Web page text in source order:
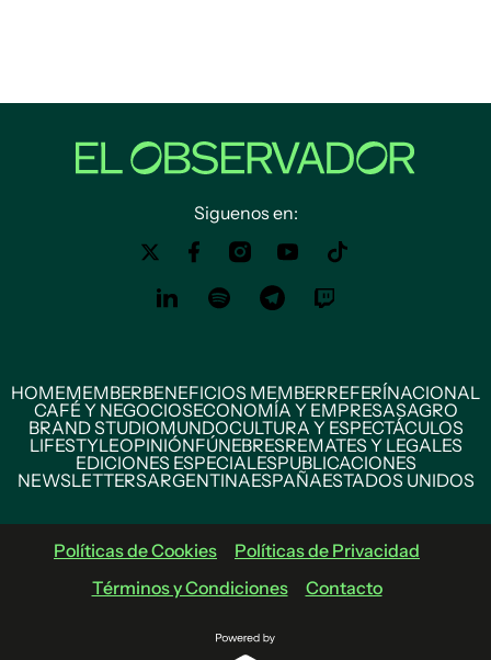
Siguenos en:
HOMEMEMBERBENEFICIOS MEMBERREFERÍNACIONAL
CAFÉ Y NEGOCIOSECONOMÍA Y EMPRESASAGRO
BRAND STUDIOMUNDOCULTURA Y ESPECTÁCULOS
LIFESTYLEOPINIÓNFÚNEBRESREMATES Y LEGALES
EDICIONES ESPECIALESPUBLICACIONES
NEWSLETTERSARGENTINAESPAÑAESTADOS UNIDOS
Políticas de Cookies
Políticas de Privacidad
Términos y Condiciones
Contacto